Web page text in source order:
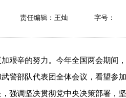
责任编辑： 王灿 字号：
辛的努力。今年全国两会期间
警部队代表团全体会议，看望参
强调坚决贯彻党中央决策部署，